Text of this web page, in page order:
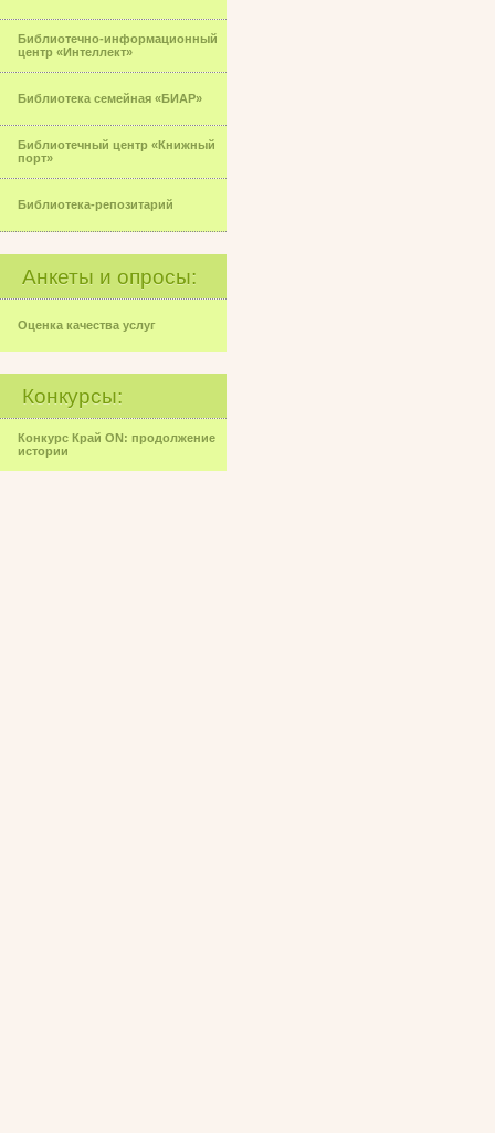
Библиотечно-информационный
центр «Интеллект»
Библиотека семейная «БИАР»
Библиотечный центр «Книжный
порт»
Библиотека-репозитарий
Анкеты и опросы:
Оценка качества услуг
Конкурсы:
Конкурс Край ON: продолжение
истории